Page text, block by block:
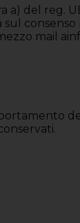
del reg.
mail